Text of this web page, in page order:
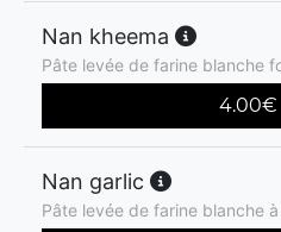
Nan kheema
Pâte levée de farine blanche
4.00€
Nan garlic
Pâte levée de farine blanche à